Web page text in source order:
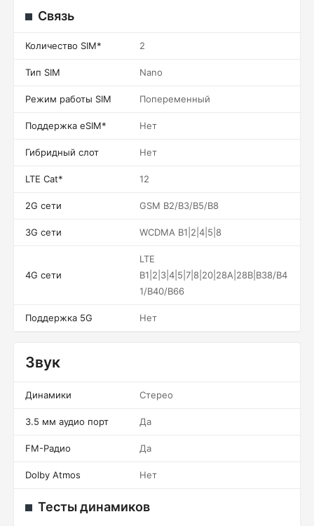
Связь
Количество SIM* 2
Тип SIM Nano
Режим работы SIM Попеременный
Поддержка eSIM* Нет
Гибридный слот Нет
LTE Cat* 12
2G сети GSM B2/B3/B5/B8
3G сети WCDMA B1|2|4|5|8
4G сети
LTE
B1|2|3|4|5|7|8|20|28A|28B|B38/B4
1/B40/B66
Поддержка 5G Нет
Звук
Динамики Стерео
3.5 мм аудио порт Да
FM-Радио Да
Dolby Atmos Нет
Тесты динамиков